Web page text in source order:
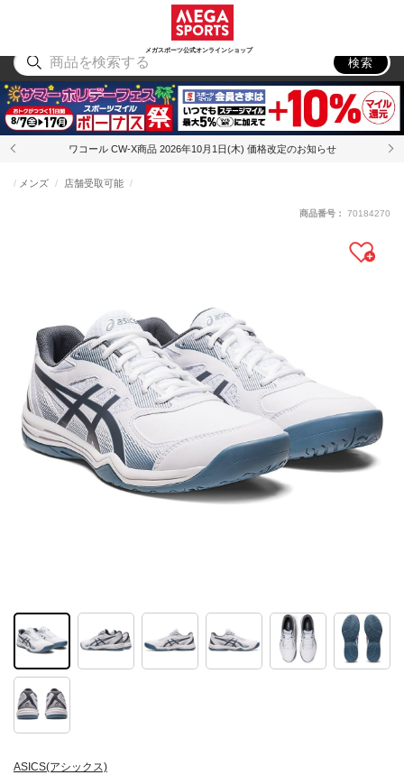
メガスポーツ公式オンラインショップ
アウトドア
検索
ワコール CW-X商品 2026年10月1日(木) 価格改定のお知らせ
ASICS(アシックス)
メンズ 店舗受取可能
商品番号： 70184270